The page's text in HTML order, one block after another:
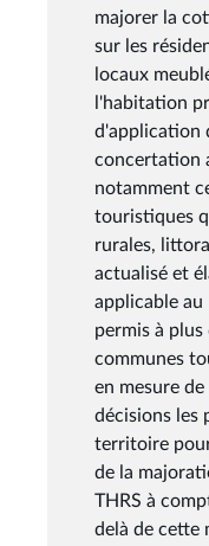
majorer la
sur les
locaux
l'habitation
d'application
concertation
notamment
touristiques
rurales,
actualisé et
applicable au
permis à
communes
en mesure
décisions les
territoire
de la
THRS à
delà de cette